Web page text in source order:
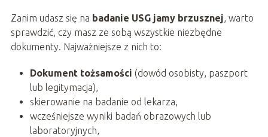
Zanim udasz się na badanie USG jamy brzusznej, warto
sprawdzić, czy masz ze sobą wszystkie niezbędne
dokumenty. Najważniejsze z nich to:
Dokument tożsamości (dowód osobisty, paszport
lub legitymacja),
skierowanie na badanie od lekarza,
wcześniejsze wyniki badań obrazowych lub
laboratoryjnych,